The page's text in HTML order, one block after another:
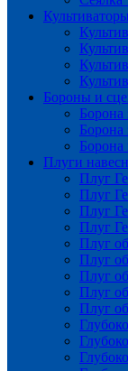
Культиваторы
Бороны и
Борона
Борона
Борона
Плуги
Плуг
Плуг
Плуг
Плуг
Плуг
Плуг
Плуг
Плуг
Плуг